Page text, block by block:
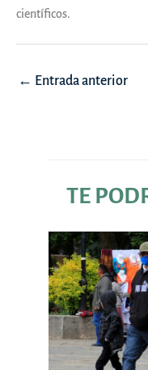
científicos.
Navegación
← Entrada anterior
TE